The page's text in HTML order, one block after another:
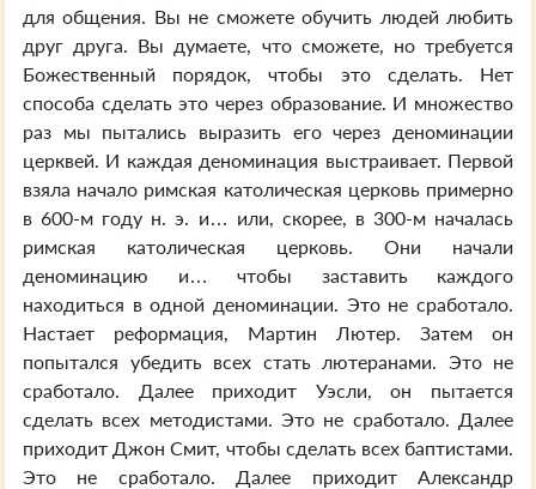
для общения. Вы не сможете обучить людей любить
друг друга. Вы думаете, что сможете, но требуется
Божественный порядок, чтобы это сделать. Нет
способа сделать это через образование. И множество
раз мы пытались выразить его через деноминации
церквей. И каждая деноминация выстраивает. Первой
взяла начало римская католическая церковь примерно
в 600-м году н. э. и… или, скорее, в 300-м началась
римская католическая церковь. Они начали
деноминацию и… чтобы заставить каждого
находиться в одной деноминации. Это не сработало.
Настает реформация, Мартин Лютер. Затем он
попытался убедить всех стать лютеранами. Это не
сработало. Далее приходит Уэсли, он пытается
сделать всех методистами. Это не сработало. Далее
приходит Джон Смит, чтобы сделать всех баптистами.
Это не сработало. Далее приходит Александр